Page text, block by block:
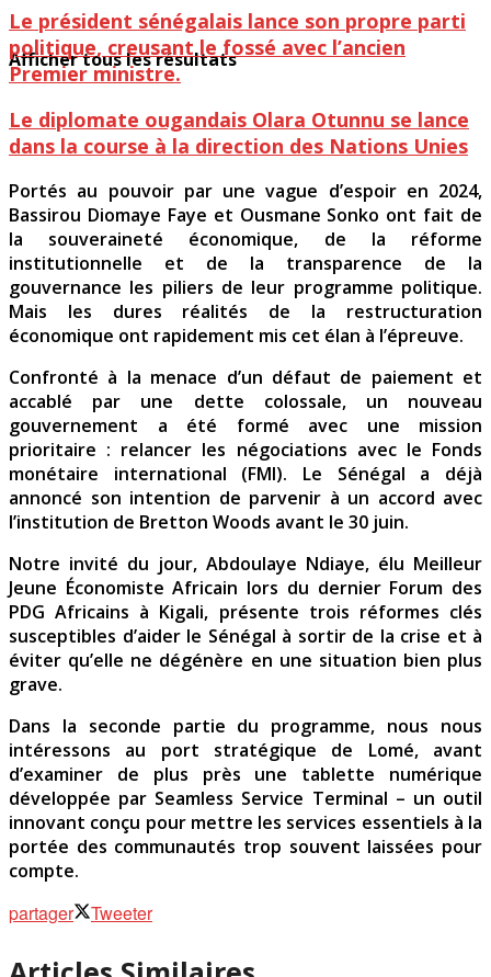
Afficher tous les résultats
Le président sénégalais lance son propre parti
politique, creusant le fossé avec l’ancien
Premier ministre.
Le diplomate ougandais Olara Otunnu se lance
dans la course à la direction des Nations Unies
Portés au pouvoir par une vague d’espoir en 2024,
Bassirou Diomaye Faye et Ousmane Sonko ont fait de
la souveraineté économique, de la réforme
institutionnelle et de la transparence de la
gouvernance les piliers de leur programme politique.
Mais les dures réalités de la restructuration
économique ont rapidement mis cet élan à l’épreuve.
Confronté à la menace d’un défaut de paiement et
accablé par une dette colossale, un nouveau
gouvernement a été formé avec une mission
prioritaire : relancer les négociations avec le Fonds
monétaire international (FMI). Le Sénégal a déjà
annoncé son intention de parvenir à un accord avec
l’institution de Bretton Woods avant le 30 juin.
Notre invité du jour, Abdoulaye Ndiaye, élu Meilleur
Jeune Économiste Africain lors du dernier Forum des
PDG Africains à Kigali, présente trois réformes clés
susceptibles d’aider le Sénégal à sortir de la crise et à
éviter qu’elle ne dégénère en une situation bien plus
grave.
Dans la seconde partie du programme, nous nous
intéressons au port stratégique de Lomé, avant
d’examiner de plus près une tablette numérique
développée par Seamless Service Terminal – un outil
innovant conçu pour mettre les services essentiels à la
portée des communautés trop souvent laissées pour
compte.
partager Tweeter